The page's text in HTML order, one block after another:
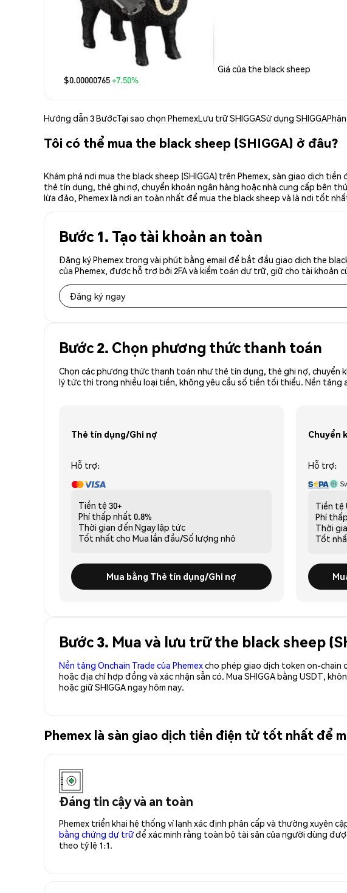
Giá của the black sheep
$0.00000765+7.50%
Hướng dẫn 3 BướcTại sao chọn PhemexLưu trữ SHIGGASử dụng SHIGGA
Tôi có thể mua the black sheep (SHIGGA) ở đâu?
Khám phá nơi mua the black sheep (SHIGGA) trên Phemex, sàn giao dịch
thẻ tín dụng, thẻ ghi nợ, chuyển khoản ngân hàng hoặc nhà cung cấp bên
lừa đảo, Phemex là nơi an toàn nhất để mua the black sheep và là nơi tốt
Bước 1. Tạo tài khoản an toàn
Đăng ký Phemex trong vài phút bằng email để bắt đầu giao dịch the
của Phemex, được hỗ trợ bởi 2FA và kiểm toán dự trữ, giữ cho tài khoản
Đăng ký ngay
Bước 2. Chọn phương thức thanh toán
Chọn các phương thức thanh toán như thẻ tín dụng, thẻ ghi nợ, chuyển
lý tức thì trong nhiều loại tiền, không yêu cầu số tiền tối thiểu. Nền tảng
Thẻ tín dụng/Ghi nợ
Hỗ trợ:
Tiền tệ 30+
Phí thấp nhất 0.8%
Thời gian đến Ngay lập tức
Tốt nhất cho Mua lần đầu/Số lượng nhỏ
Mua bằng Thẻ tín dụng/Ghi nợ
Chuyển
Hỗ trợ:
Tiền tệ
Phí
Thời
Tốt
Bước 3. Mua và lưu trữ the black sheep
Nền tảng Onchain Trade của Phemexcho phép giao dịch token on-chain
hoặc địa chỉ hợp đồng và xác nhận sẵn có. Mua SHIGGA bằng USDT,
hoặc giữ SHIGGA ngay hôm nay.
Phemex là sàn giao dịch tiền điện tử tốt nhất để
Đáng tin cậy và an toàn
Phemex triển khai hệ thống ví lạnh xác định phân cấp và thường xuyên
bằng chứng dự trữđể xác minh rằng toàn bộ tài sản của người dùng
theo tỷ lệ 1:1.